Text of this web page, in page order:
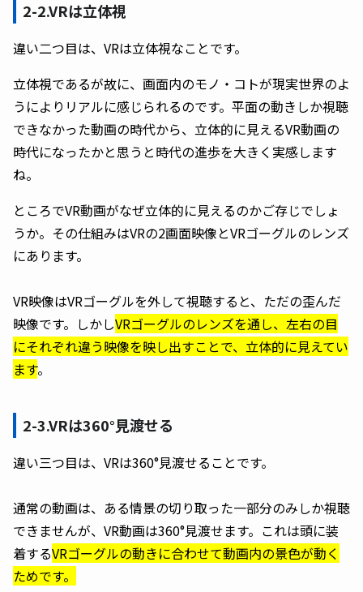
2-2.VRは立体視
違い二つ目は、VRは立体視なことです。
立体視であるが故に、画面内のモノ・コトが現実世界のよ
うによりリアルに感じられるのです。平面の動きしか視聴
できなかった動画の時代から、立体的に見えるVR動画の
時代になったかと思うと時代の進歩を大きく実感します
ね。
ところでVR動画がなぜ立体的に見えるのかご存じでしょ
うか。その仕組みはVRの2画面映像とVRゴーグルのレンズ
にあります。
VR映像はVRゴーグルを外して視聴すると、ただの歪んだ
映像です。しかしVRゴーグルのレンズを通し、左右の目
にそれぞれ違う映像を映し出すことで、立体的に見えてい
ます。
2-3.VRは360°見渡せる
違い三つ目は、VRは360°見渡せることです。
通常の動画は、ある情景の切り取った一部分のみしか視聴
できませんが、VR動画は360°見渡せます。これは頭に装
着するVRゴーグルの動きに合わせて動画内の景色が動く
ためです。